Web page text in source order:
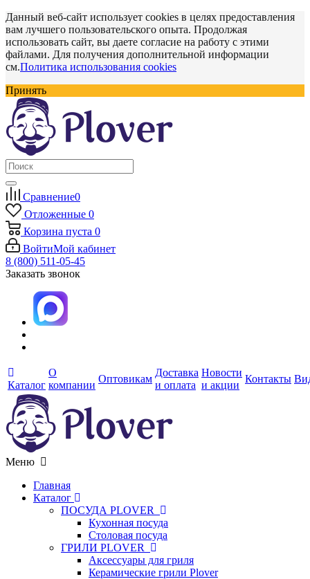
Данный веб-сайт использует cookies в целях предоставления
вам лучшего пользовательского опыта. Продолжая
использовать сайт, вы даете согласие на работу с этими
файлами. Для получения дополнительной информации
см.Политика использования cookies
Принять
Сравнение0
Отложенные 0
Корзина пуста 0
ВойтиМой кабинет
8 (800) 511-05-45
Заказать звонок
Каталог
О
компании
Оптовикам
Доставка
и оплата
Новости
и акции
Контакты
Меню
Главная
Каталог
ПОСУДА PLOVER
Кухонная посуда
Столовая посуда
ГРИЛИ PLOVER
Аксессуары для гриля
Керамические грили Plover